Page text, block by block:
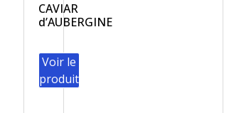
CAVIAR
d’AUBERGINE
Voir le
produit